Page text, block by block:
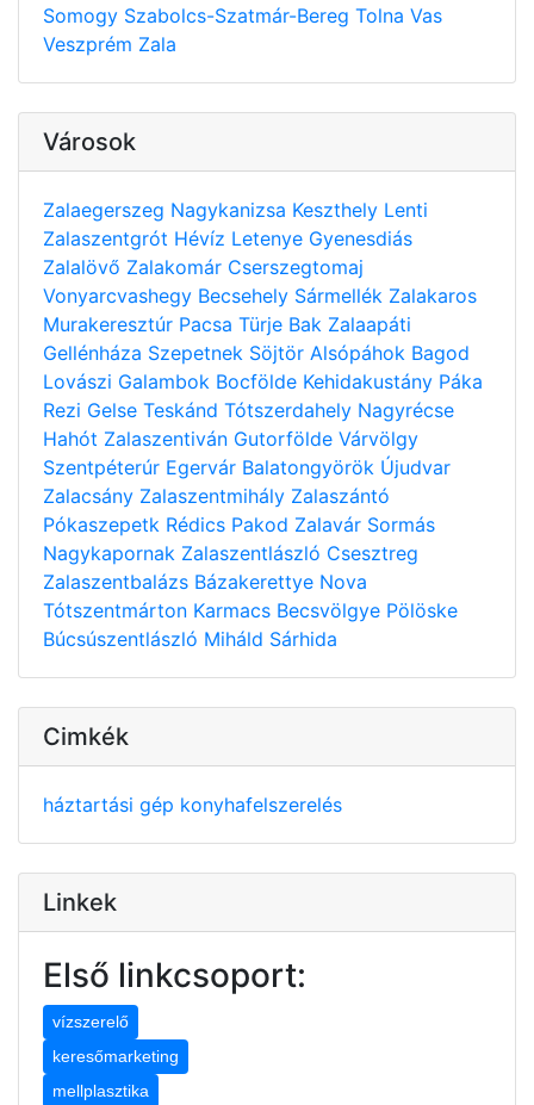
Somogy Szabolcs-Szatmár-Bereg Tolna Vas
Veszprém Zala
Városok
Zalaegerszeg Nagykanizsa Keszthely Lenti
Zalaszentgrót Hévíz Letenye Gyenesdiás
Zalalövő Zalakomár Cserszegtomaj
Vonyarcvashegy Becsehely Sármellék Zalakaros
Murakeresztúr Pacsa Türje Bak Zalaapáti
Gellénháza Szepetnek Söjtör Alsópáhok Bagod
Lovászi Galambok Bocfölde Kehidakustány Páka
Rezi Gelse Teskánd Tótszerdahely Nagyrécse
Hahót Zalaszentiván Gutorfölde Várvölgy
Szentpéterúr Egervár Balatongyörök Újudvar
Zalacsány Zalaszentmihály Zalaszántó
Pókaszepetk Rédics Pakod Zalavár Sormás
Nagykapornak Zalaszentlászló Csesztreg
Zalaszentbalázs Bázakerettye Nova
Tótszentmárton Karmacs Becsvölgye Pölöske
Búcsúszentlászló Miháld Sárhida
Cimkék
háztartási gép konyhafelszerelés
Linkek
Első linkcsoport:
vízszerelő
keresőmarketing
mellplasztika